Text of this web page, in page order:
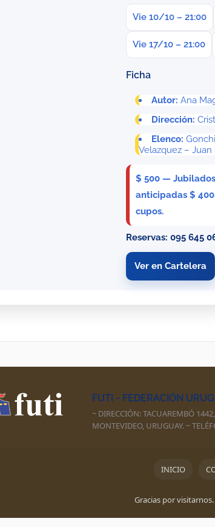
Vie 10/10 – 21:00
Vie 17/10 – 21:00
Ficha
Autor: Ana
Dirección:
Elenco:
Velazquez – Juan
$ 500 —
anticipadas $
cupos.
Reservas: 095 645
Ver en Cartelera
FUTI - FEDERACIÓN
~ DIRECCIÓN: TACUAREMBÓ
MONTEVIDEO, URUGUAY. ~
Gracias por
INICIO